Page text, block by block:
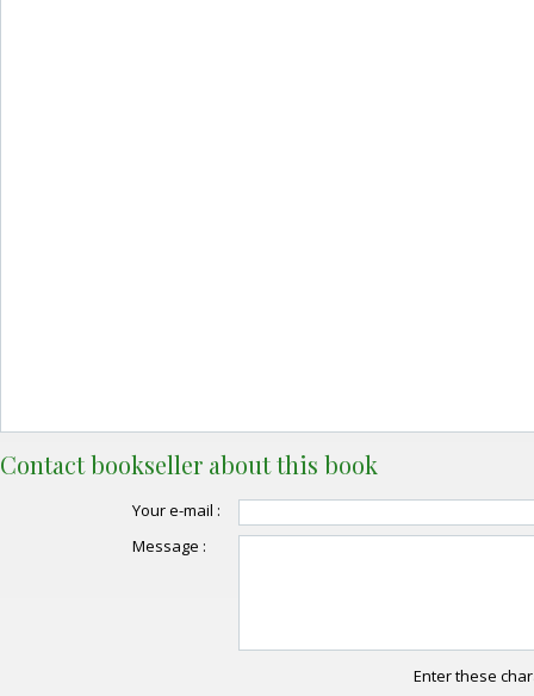
Contact bookseller about this book
Your e-mail :
Message :
Enter these